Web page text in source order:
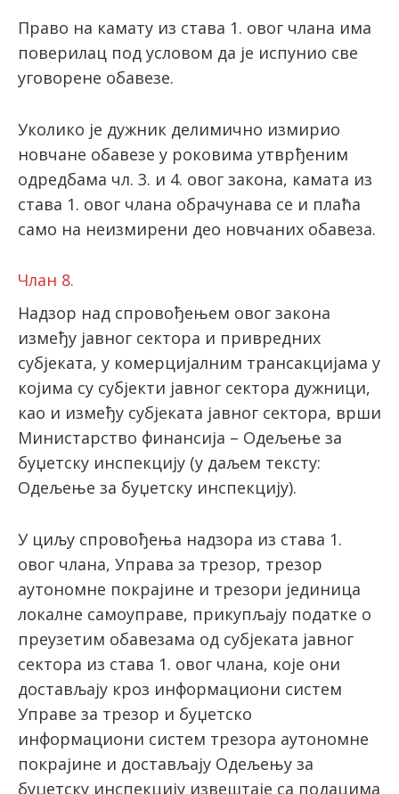
Право на камату из става 1. овог члана има
поверилац под условом да је испунио све
уговорене обавезе.
Уколико је дужник делимично измирио
новчане обавезе у роковима утврђеним
одредбама чл. 3. и 4. овог закона, камата из
става 1. овог члана обрачунава се и плаћа
само на неизмирени део новчаних обавеза.
Члан 8.
Надзор над спровођењем овог закона
између јавног сектора и привредних
субјеката, у комерцијалним трансакцијама у
којима су субјекти јавног сектора дужници,
као и између субјеката јавног сектора, врши
Министарство финансија – Одељење за
буџетску инспекцију (у даљем тексту:
Одељење за буџетску инспекцију).
У циљу спровођења надзора из става 1.
овог члана, Управа за трезор, трезор
аутономне покрајине и трезори јединица
локалне самоуправе, прикупљају податке о
преузетим обавезама од субјеката јавног
сектора из става 1. овог члана, које они
достављају кроз информациони систем
Управе за трезор и буџетско
информациони систем трезора аутономне
покрајине и достављају Одељењу за
буџетску инспекцију извештаје са подацима